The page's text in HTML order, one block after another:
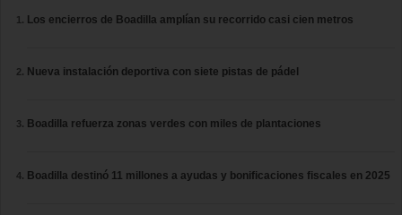
Los encierros de Boadilla amplían su recorrido casi cien metros
Nueva instalación deportiva con siete pistas de pádel
Boadilla refuerza zonas verdes con miles de plantaciones
Boadilla destinó 11 millones a ayudas y bonificaciones fiscales en 2025